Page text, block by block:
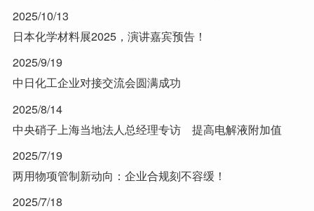
2025/10/13
日本化学材料展2025，演讲嘉宾预告！
2025/9/19
中日化工企业对接交流会圆满成功
2025/8/14
中央硝子上海当地法人总经理专访 提高电解液附加值
2025/7/19
两用物项管制新动向：企业合规刻不容缓！
2025/7/18